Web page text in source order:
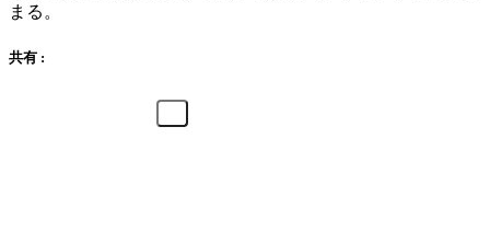
まる。
共有 :